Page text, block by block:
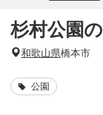
杉村公園
和歌山県橋本市
公園